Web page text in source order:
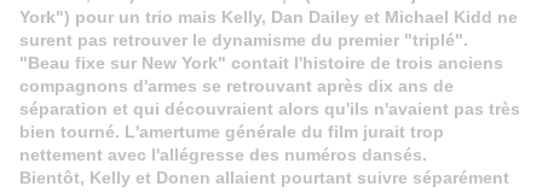
York") pour un trio mais Kelly, Dan Dailey et Michael Kidd ne
surent pas retrouver le dynamisme du premier "triplé".
"Beau fixe sur New York" contait l'histoire de trois anciens
compagnons d'armes se retrouvant après dix ans de
séparation et qui découvraient alors qu'ils n'avaient pas très
bien tourné. L'amertume générale du film jurait trop
nettement avec l'allégresse des numéros dansés.
Bientôt, Kelly et Donen allaient pourtant suivre séparément